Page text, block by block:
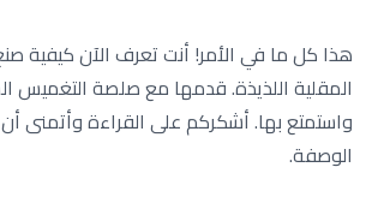
هذا كل ما في الأمر! أنت تعرف الآن كيفية
المقلية اللذيذة. قدمها مع صلصة التغميس
واستمتع بها. أشكركم على القراءة وأتمنى
الوصفة.